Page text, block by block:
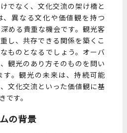
でなく、文化交流の架け橋と
、異なる文化や価値観を持つ
める貴重な機会です。観光客
し、共存できる関係を築くこ
ものとなるでしょう。オーバ
観光のあり方そのものを問い
す。観光の未来は、持続可能
文化交流といった価値観に基
です。
の背景